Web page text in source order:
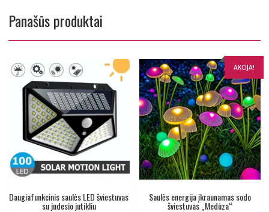
Panašūs produktai
Daugiafunkcinis saulės LED šviestuvas
su judesio jutikliu
AKCIJA!
Saulės energija įkraunamas sodo
šviestuvas „Medūza“